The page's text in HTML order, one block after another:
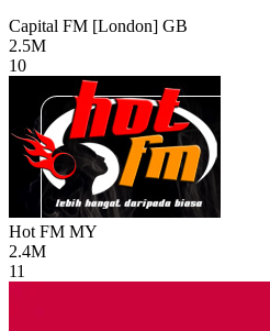
Capital FM [London] GB
2.5M
10
Hot FM MY
2.4M
11